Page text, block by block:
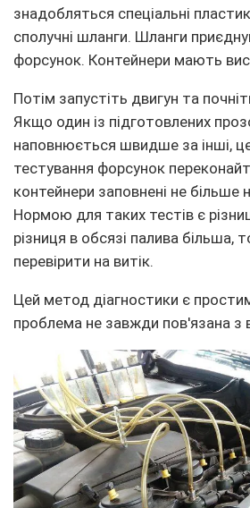
знадобляться спеціальні
сполучні шланги. Шланги
форсунок. Контейнери мають
Потім запустіть двигун та
Якщо один із підготовлених
наповнюється швидше за інші,
тестування форсунок
контейнери заповнені не більше
Нормою для таких тестів є
різниця в обсязі палива більша,
перевірити на витік.
Цей метод діагностики є
проблема не завжди пов'язана з